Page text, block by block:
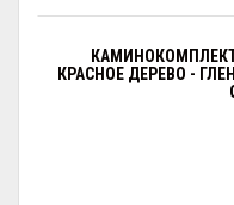
КРАСНОЕ ДЕРЕВО -